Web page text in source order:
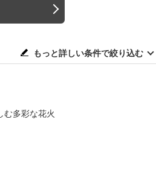
もっと詳しい条件で絞り込む
む多彩な花火